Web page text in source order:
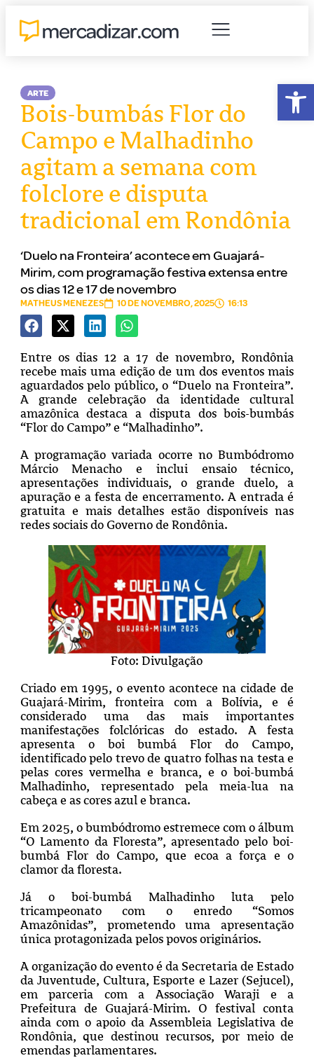
ARTE
Bois-bumbás Flor do
Campo e Malhadinho
agitam a semana com
folclore e disputa
tradicional em Rondônia
‘Duelo na Fronteira’ acontece em Guajará-
Mirim, com programação festiva extensa entre
os dias 12 e 17 de novembro
MATHEUS MENEZES 10 DE NOVEMBRO, 2025 16:13
Entre os dias 12 a 17 de novembro, Rondônia
recebe mais uma edição de um dos eventos mais
aguardados pelo público, o “Duelo na Fronteira”.
A grande celebração da identidade cultural
amazônica destaca a disputa dos bois-bumbás
“Flor do Campo” e “Malhadinho”.
A programação variada ocorre no Bumbódromo
Márcio Menacho e inclui ensaio técnico,
apresentações individuais, o grande duelo, a
apuração e a festa de encerramento. A entrada é
gratuita e mais detalhes estão disponíveis nas
redes sociais do Governo de Rondônia.
Foto: Divulgação
Criado em 1995, o evento acontece na cidade de
Guajará-Mirim, fronteira com a Bolívia, e é
considerado uma das mais importantes
manifestações folclóricas do estado. A festa
apresenta o boi bumbá Flor do Campo,
identificado pelo trevo de quatro folhas na testa e
pelas cores vermelha e branca, e o boi-bumbá
Malhadinho, representado pela meia-lua na
cabeça e as cores azul e branca.
Em 2025, o bumbódromo estremece com o álbum
“O Lamento da Floresta”, apresentado pelo boi-
bumbá Flor do Campo, que ecoa a força e o
clamor da floresta.
Já o boi-bumbá Malhadinho luta pelo
tricampeonato com o enredo “Somos
Amazônidas”, prometendo uma apresentação
única protagonizada pelos povos originários.
A organização do evento é da Secretaria de Estado
da Juventude, Cultura, Esporte e Lazer (Sejucel),
em parceria com a Associação Waraji e a
Prefeitura de Guajará-Mirim. O festival conta
ainda com o apoio da Assembleia Legislativa de
Rondônia, que destinou recursos, por meio de
emendas parlamentares.